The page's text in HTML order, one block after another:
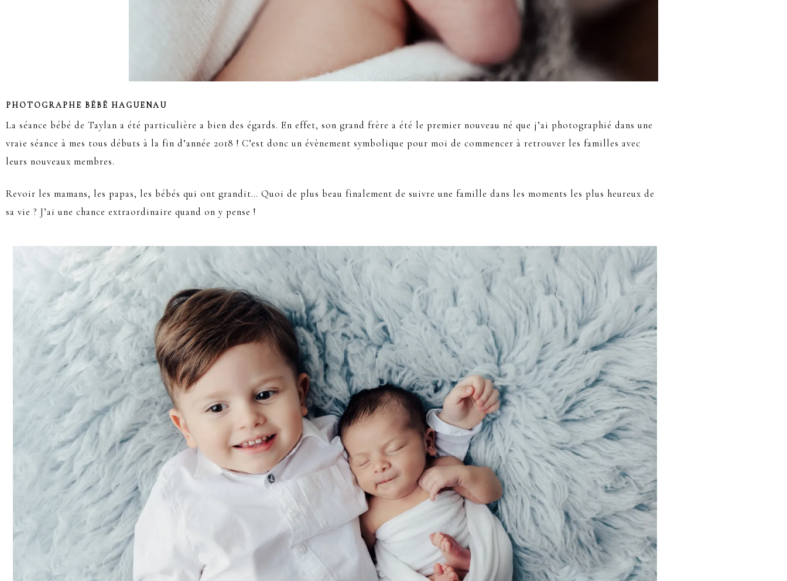
PHOTOGRAPHE BÉBÉ HAGUENAU
La séance bébé de Taylan a été particulière a bien des égards. En effet, son grand frère a été le premier nouveau né que j’ai photographié dans une
vraie séance à mes tous débuts à la fin d’année 2018 ! C’est donc un évènement symbolique pour moi de commencer à retrouver les familles avec
leurs nouveaux membres.
Revoir les mamans, les papas, les bébés qui ont grandit… Quoi de plus beau finalement de suivre une famille dans les moments les plus heureux de
sa vie ? J’ai une chance extraordinaire quand on y pense !